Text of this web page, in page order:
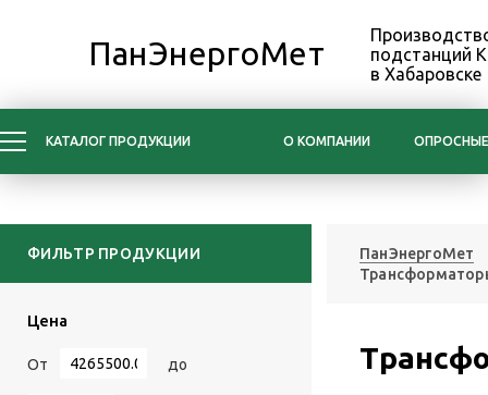
ПанЭнергоМет
подстанций
в Хабаровске
КАТАЛОГ ПРОДУКЦИИ О КОМПАНИИ
ФИЛЬТР ПРОДУКЦИИ
Цена
От до
ПанЭнергоМет